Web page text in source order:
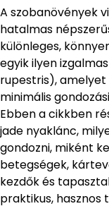
A szobanövények
hatalmas
különleges,
egyik ilyen
rupestris), amelyet
minimális
Ebben a cikkben
jade nyaklánc,
gondozni, miként
betegségek,
kezdők és
praktikus, hasznos